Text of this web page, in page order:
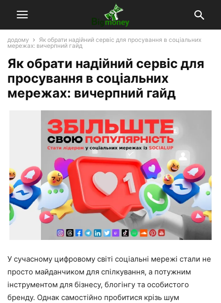
додому
Як обрати надійний сервіс для просування в соціальних
мережах: вичерпний гайд
Як обрати надійний сервіс для
просування в соціальних
мережах: вичерпний гайд
У сучасному цифровому світі соціальні мережі стали не
просто майданчиком для спілкування, а потужним
інструментом для бізнесу, блогінгу та особистого
бренду. Однак самостійно пробитися крізь шум